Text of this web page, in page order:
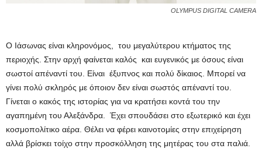
OLYMPUS DIGITAL CAMERA
Ο Ιάσωνας είναι κληρονόμος, του μεγαλύτερου κτήματος της
περιοχής. Στην αρχή φαίνεται καλός και ευγενικός με όσους είναι
σωστοί απέναντί του. Είναι έξυπνος και πολύ δίκαιος. Μπορεί να
γίνει πολύ σκληρός με όποιον δεν είναι σωστός απέναντί του.
Γίνεται ο κακός της ιστορίας για να κρατήσει κοντά του την
αγαπημένη του Αλεξάνδρα. Έχει σπουδάσει στο εξωτερικό και έχει
κοσμοπολίτικο αέρα. Θέλει να φέρει καινοτομίες στην επιχείρηση
αλλά βρίσκει τοίχο στην προσκόλληση της μητέρας του στα παλιά.